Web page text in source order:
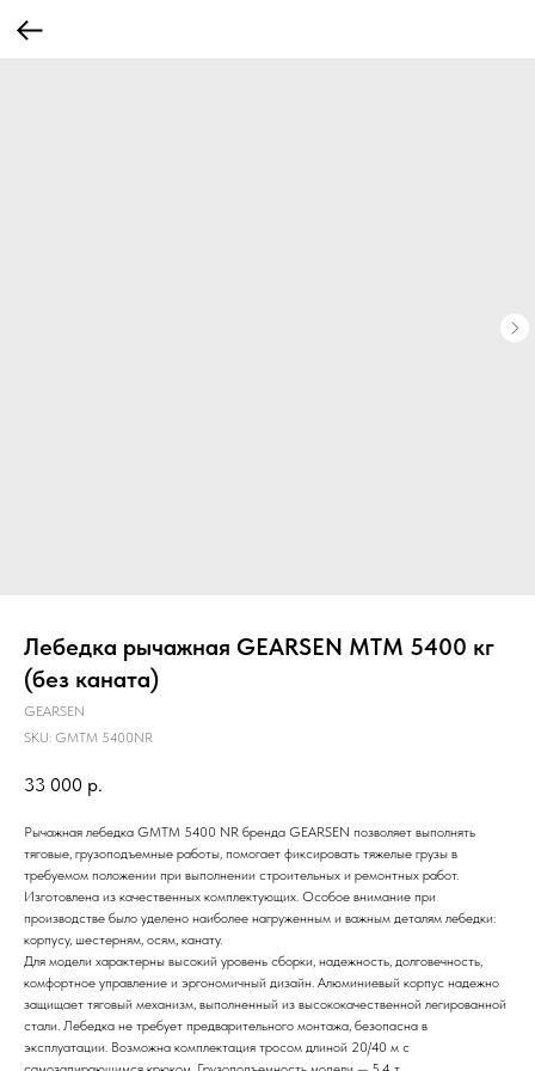
Лебедка рычажная GEARSEN MTM 5400 кг
(без каната)
GEARSEN
SKU: GMTM 5400NR
33 000 р.
Рычажная лебедка GMTM 5400 NR бренда GEARSEN позволяет выполнять
тяговые, грузоподъемные работы, помогает фиксировать тяжелые грузы в
требуемом положении при выполнении строительных и ремонтных работ.
Изготовлена из качественных комплектующих. Особое внимание при
производстве было уделено наиболее нагруженным и важным деталям лебедки:
корпусу, шестерням, осям, канату.
Для модели характерны высокий уровень сборки, надежность, долговечность,
комфортное управление и эргономичный дизайн. Алюминиевый корпус надежно
защищает тяговый механизм, выполненный из высококачественной легированной
стали. Лебедка не требует предварительного монтажа, безопасна в
эксплуатации. Возможна комплектация тросом длиной 20/40 м с